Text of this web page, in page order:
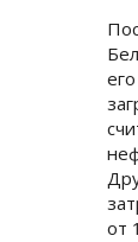
от